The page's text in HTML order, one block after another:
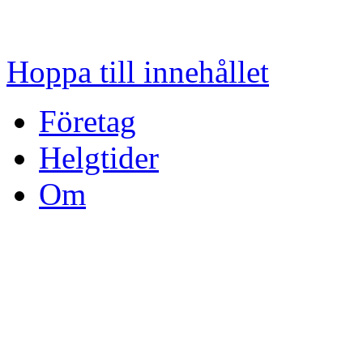
Hoppa till innehållet
Företag
Helgtider
Om